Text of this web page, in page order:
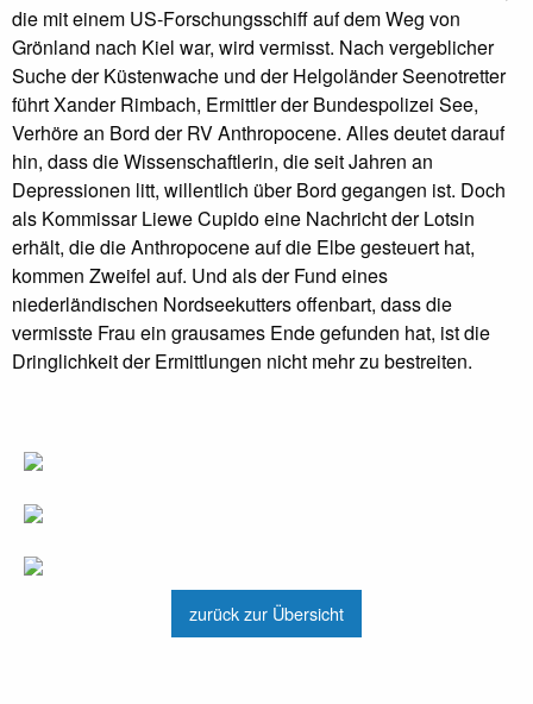
die mit einem US-Forschungsschiff auf dem Weg von
Grönland nach Kiel war, wird vermisst. Nach vergeblicher
Suche der Küstenwache und der Helgoländer Seenotretter
führt Xander Rimbach, Ermittler der Bundespolizei See,
Verhöre an Bord der RV Anthropocene. Alles deutet darauf
hin, dass die Wissenschaftlerin, die seit Jahren an
Depressionen litt, willentlich über Bord gegangen ist. Doch
als Kommissar Liewe Cupido eine Nachricht der Lotsin
erhält, die die Anthropocene auf die Elbe gesteuert hat,
kommen Zweifel auf. Und als der Fund eines
niederländischen Nordseekutters offenbart, dass die
vermisste Frau ein grausames Ende gefunden hat, ist die
Dringlichkeit der Ermittlungen nicht mehr zu bestreiten.
zurück zur Übersicht